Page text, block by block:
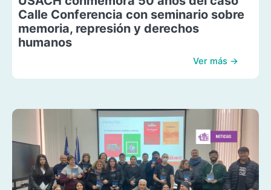
Calle Conferencia con seminario sobre
memoria, represión y derechos
humanos
Ver más →